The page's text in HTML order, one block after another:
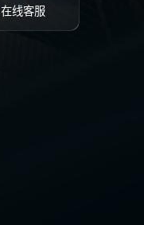
在线客服